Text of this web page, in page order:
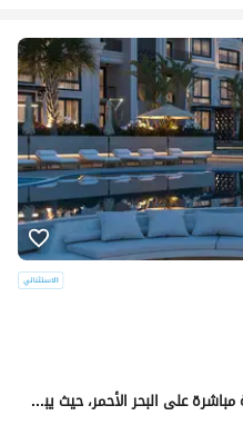
اكتشف دوبلكس فاخر بإطلالة بانورامية مباشرة على البحر الأحمر، حيث يبدأ كل يوم بمنظر شروق ساحر وأسلوب حياة يجمع بين الفخامة والهدوء.